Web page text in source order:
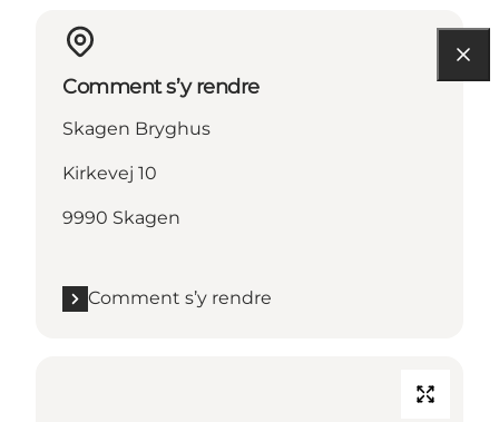
Comment s’y rendre
Skagen Bryghus
Kirkevej 10
9990 Skagen
Comment s’y rendre